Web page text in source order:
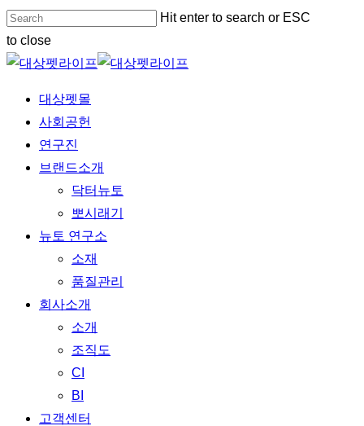
Skip
to
main
Hit enter to search or ESC
to close
Close
Menu 대상펫몰
사회공헌
연구진
브랜드소개
닥터뉴토
뽀시래기
뉴토 연구소
소재
품질관리
회사소개
소개
조직도
CI
BI
고객센터